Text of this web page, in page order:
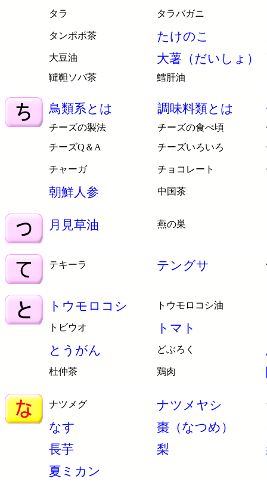
タラ タラバガニ
タンポポ茶 たけのこ
大豆油 大薯（だいしょ）
韃靼ソバ茶 鱈肝油
鳥類系とは 調味料類とは
チーズの製法 チーズの食べ頃
チーズQ＆A
チーズいろいろ
チャーガ チョコレート
朝鮮人参 中国茶
月見草油 燕の巣
テキーラ テングサ
トウモロコシ トウモロコシ油
トビウオ トマト
とうがん
どぶろく
杜仲茶 鶏肉
ナツメグ ナツメヤシ
なす 棗（なつめ）
長芋 梨
夏ミカン